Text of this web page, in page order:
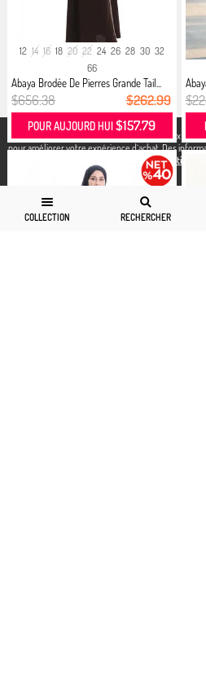
Nous utilisons des cookies conformément aux
pour améliorer votre expérience d`achat. Des
peuvent être consultées sur notre page,Politique
COLLECTION RECHERCHER
12 14 16 18 20 22 24 26 28 30 32
66
Abaya Brodée De Pierres Grande Tail...
$656.38 $262.99
POUR AUJOURD HUI$157.79